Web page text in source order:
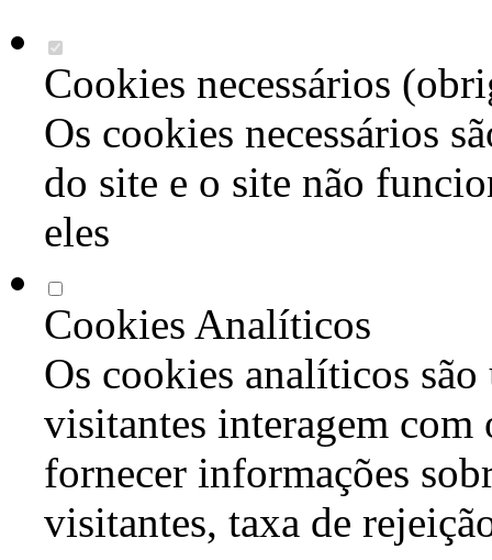
Cookies necessários
Os cookies necessários
do site e o site não
eles
Cookies Analíticos
Os cookies analíticos são
visitantes interagem com
fornecer informações
visitantes, taxa de